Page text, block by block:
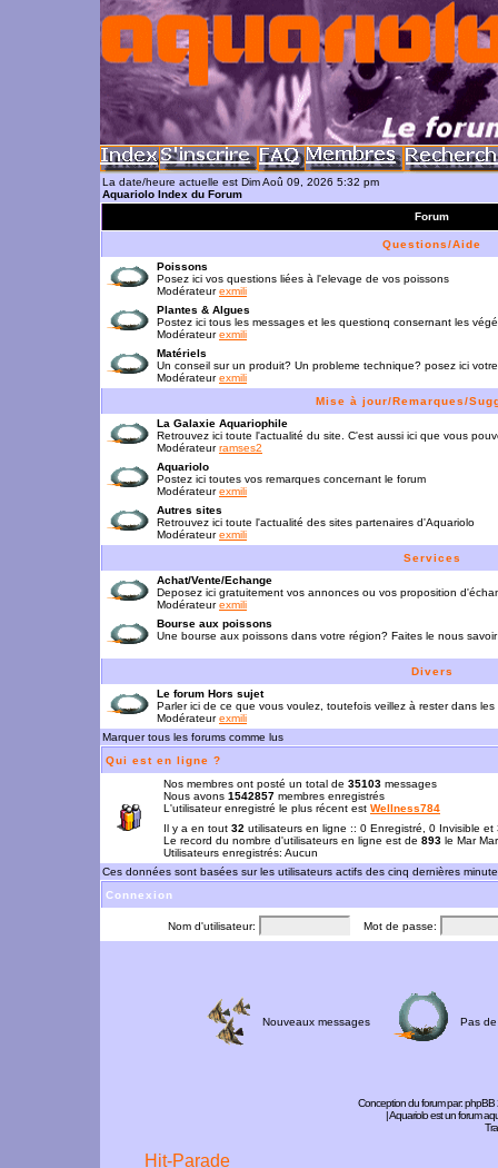
La date/heure actuelle est Dim Aoû 09, 2026 5:32 pm
Aquariolo Index du Forum
Forum
Questions/Aide
Poissons
Posez ici vos questions liées à l'elevage de vos poissons
Modérateurexmili
Plantes & Algues
Postez ici tous les messages et les questionq consernant les
Modérateurexmili
Matériels
Un conseil sur un produit? Un probleme technique? posez ici
Modérateurexmili
Mise à jour/Remarques/
La Galaxie Aquariophile
Retrouvez ici toute l'actualité du site. C'est aussi ici que vous
Modérateurramses2
Aquariolo
Postez ici toutes vos remarques concernant le forum
Modérateurexmili
Autres sites
Retrouvez ici toute l'actualité des sites partenaires d'Aquariolo
Modérateurexmili
Services
Achat/Vente/Echange
Deposez ici gratuitement vos annonces ou vos proposition
Modérateurexmili
Bourse aux poissons
Une bourse aux poissons dans votre région? Faites le nous savoir
Divers
Le forum Hors sujet
Parler ici de ce que vous voulez, toutefois veillez à rester dans les
Modérateurexmili
Marquer tous les forums comme lus
Qui est en ligne ?
Nos membres ont posté un total de 35103 messages
Nous avons 1542857 membres enregistrés
L'utilisateur enregistré le plus récent est Wellness784
Il y a en tout 32 utilisateurs en ligne :: 0 Enregistré, 0 Invisible
Le record du nombre d'utilisateurs en ligne est de 893 le Mar
Utilisateurs enregistrés: Aucun
Ces données sont basées sur les utilisateurs actifs des cinq dernières
Connexion
Nom d'utilisateur: Mot de passe:
Nouveaux messages Pas
Conception du forum par:phpBB
| Aquariolo est un forum